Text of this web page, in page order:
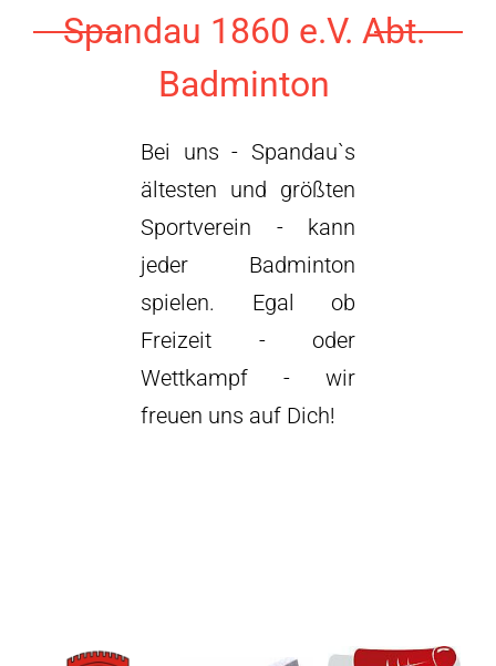
Spandau 1860 e.V. Abt.
Badminton
Bei uns - Spandau`s
ältesten und größten
Sportverein - kann
jeder Badminton
spielen. Egal ob
Freizeit - oder
Wettkampf - wir
freuen uns auf Dich!